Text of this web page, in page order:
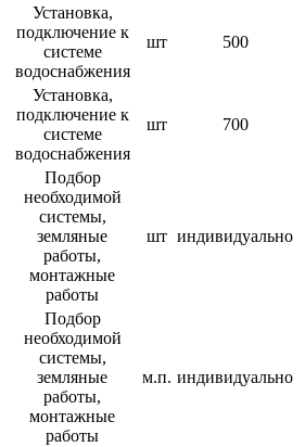
Установка,
подключение к
системе
водоснабжения
шт 500
Установка,
подключение к
системе
водоснабжения
шт 700
Подбор
необходимой
системы,
земляные
работы,
монтажные
работы
шт индивидуально
Подбор
необходимой
системы,
земляные
работы,
монтажные
работы
м.п. индивидуально